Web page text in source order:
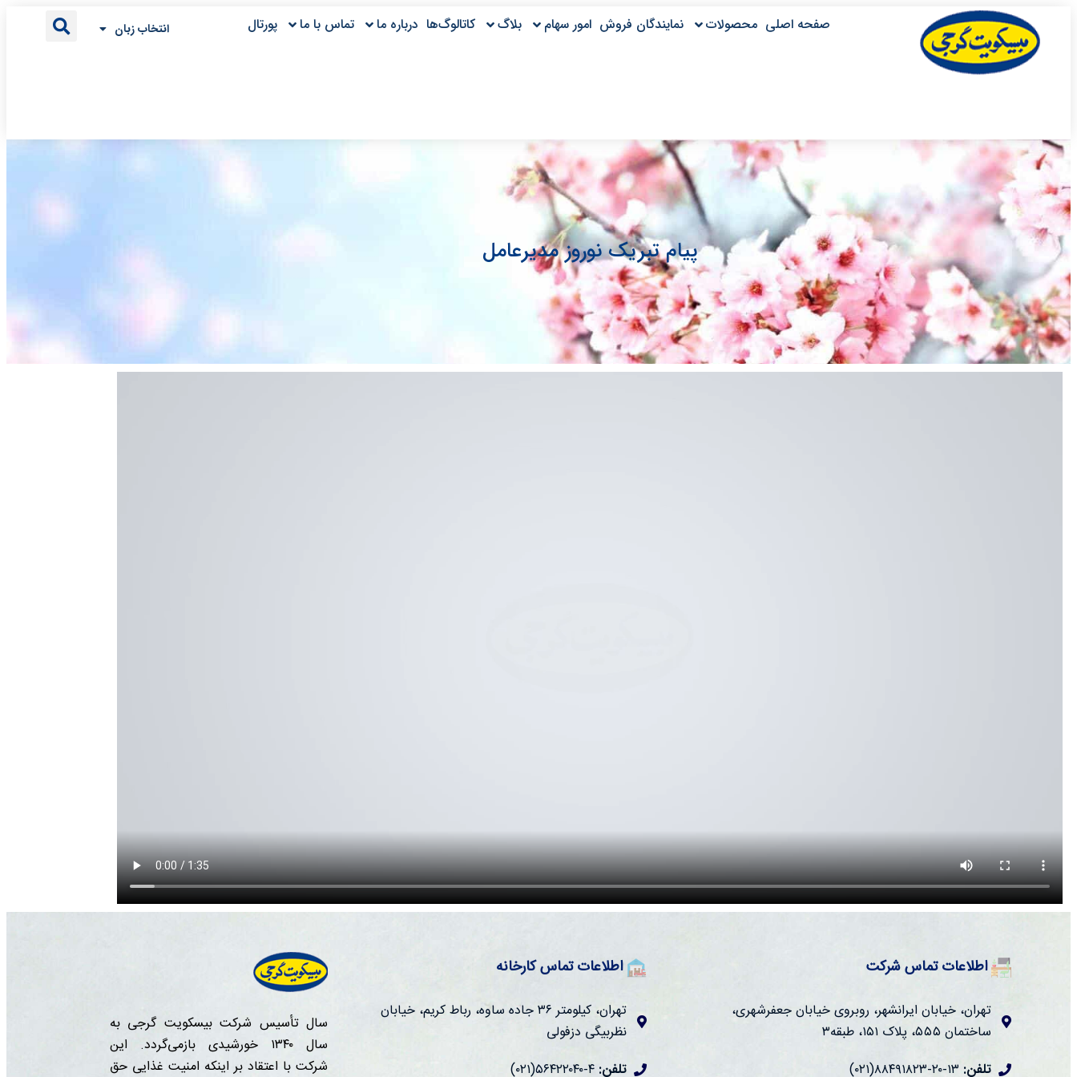
صفحه اصلی محصولات نمایندگان فروش امور سهام بلاگ کاتالوگ‌ها درباره ما تماس با ما پورتال انتخاب زبان
پیام تبریک نوروز مدیرعامل
اطلاعات تماس شرکت
تهران، خیابان ایرانشهر، روبروی خیابان جعفرشهری،
ساختمان ۵۵۵، پلاک ۱۵۱، طبقه۳
تلفن: ۱۳-۲۰-۸۸۴۹۱۸۲۳(۰۲۱)
اطلاعات تماس کارخانه
تهران، کیلومتر ۳۶ جاده ساوه، رباط کریم، خیابان
نظربیگی دزفولی
تلفن:
سال تأسیس شرکت بیسکویت گرجی به
سال ۱۳۴۰ خورشیدی بازمی‌گردد. این
شرکت با اعتقاد بر اینکه امنیت غذایی حق